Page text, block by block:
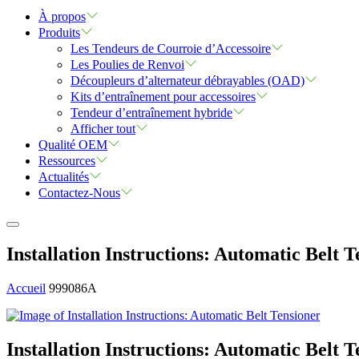
À propos
Produits
Les Tendeurs de Courroie d’Accessoire
Les Poulies de Renvoi
Découpleurs d’alternateur débrayables (OAD)
Kits d’entraînement pour accessoires
Tendeur d’entraînement hybride
Afficher tout
Qualité OEM
Ressources
Actualités
Contactez-Nous
Installation Instructions: Automatic Belt
Accueil 999086A
Installation Instructions: Automatic Belt